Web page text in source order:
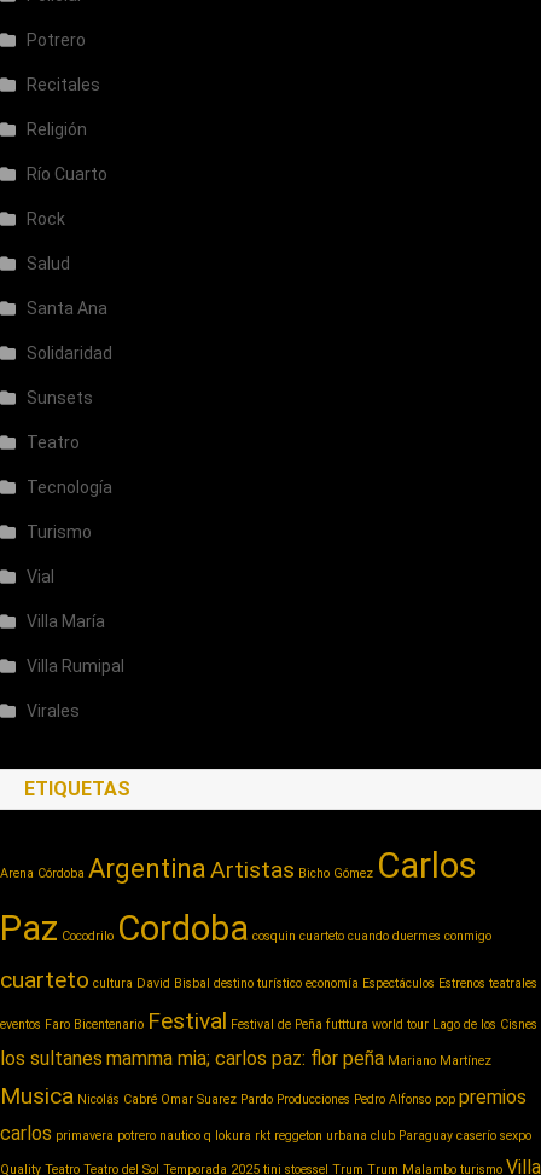
Potrero
Recitales
Religión
Río Cuarto
Rock
Salud
Santa Ana
Solidaridad
Sunsets
Teatro
Tecnología
Turismo
Vial
Villa María
Villa Rumipal
Virales
ETIQUETAS
Arena Córdoba ArgentinaArtistas Bicho Gómez Carlos
Paz Cocodrilo Cordoba cosquin cuarteto cuando duermes conmigo
cuarteto cultura David Bisbal destino turístico economía Espectáculos Estrenos teatrales
eventos Faro Bicentenario Festival Festival de Peña futttura world tour Lago de los Cisnes
los sultanes mamma mia; carlos paz: flor peña Mariano Martínez
Musica Nicolás Cabré Omar Suarez Pardo Producciones Pedro Alfonso pop premios
carlos primavera potrero nautico q lokura rkt reggeton urbana club Paraguay caserío sexpo
Quality Teatro Teatro del Sol Temporada 2025 tini stoessel Trum Trum Malambo turismo Villa